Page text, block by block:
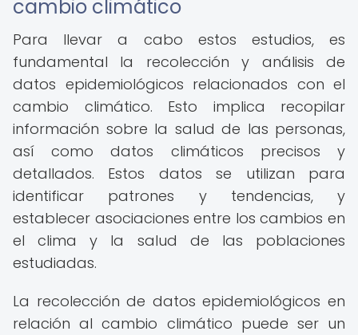
cambio climático
Para llevar a cabo estos estudios, es
fundamental la recolección y análisis de
datos epidemiológicos relacionados con el
cambio climático. Esto implica recopilar
información sobre la salud de las personas,
así como datos climáticos precisos y
detallados. Estos datos se utilizan para
identificar patrones y tendencias, y
establecer asociaciones entre los cambios en
el clima y la salud de las poblaciones
estudiadas.
La recolección de datos epidemiológicos en
relación al cambio climático puede ser un